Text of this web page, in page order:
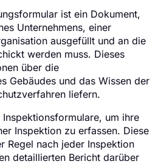
ist ein Dokument,
Unternehmens, einer
ausgefüllt und an die
werden muss. Dieses
über die
Gebäudes und das Wissen der
liefern.
um ihre
Inspektion zu erfassen. Diese
Regel nach jeder Inspektion
detaillierten Bericht darüber